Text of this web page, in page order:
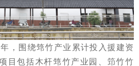
，围绕筇竹产业累计投入援建资
目包括木杆筇竹产业园、笻竹竹